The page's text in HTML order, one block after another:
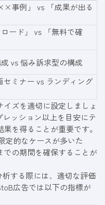
事例」 vs 「成果が出る
ロード」 vs 「無料で確
vs 悩み訴求型の構成
セミナー vs ランディング
ズを適切に設定しましょ
レッション以上を目安にテ
を得ることが重要です。
定的なケースが多いた
での期間を確保することが
する際には、適切な評価
広告では以下の指標が